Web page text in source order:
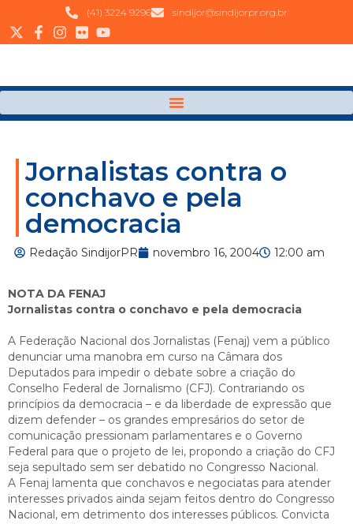
(41) 3224 9296 sindijor@sindijorpr.org.br
Jornalistas contra o
conchavo e pela
democracia
Redação SindijorPR novembro 16, 2004 12:00 am
NOTA DA FENAJ
Jornalistas contra o conchavo e pela democracia
A Federação Nacional dos Jornalistas (Fenaj) vem a público
denunciar uma manobra em curso na Câmara dos
Deputados para impedir o debate sobre a criação do
Conselho Federal de Jornalismo (CFJ). Contrariando os
princípios da democracia – e da liberdade de expressão que
dizem defender – os grandes empresários do setor de
comunicação pressionam parlamentares e o Governo
Federal para que o projeto de lei, propondo a criação do CFJ
seja sepultado sem ser debatido no Congresso Nacional.
A Fenaj lamenta que conchavos e negociatas para atender
interesses privados ainda sejam feitos dentro do Congresso
Nacional, em detrimento dos interesses públicos. Convicta